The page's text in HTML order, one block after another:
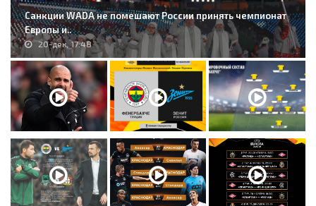
Санкции WADA не помешают России принять чемпионат
Европы и..
20-дек, 17:48